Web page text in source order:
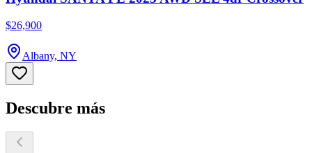
$26,900
Albany, NY
Descubre más